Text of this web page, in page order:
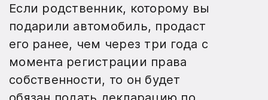
Если родственник, которому вы
подарили автомобиль, продаст
его ранее, чем через три года с
момента регистрации права
собственности, то он будет